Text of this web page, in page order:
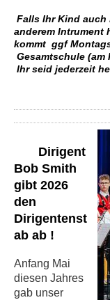
Falls Ihr Kind auch
anderem
kommt ggf
Gesamtschule (am
Ihr seid jederzeit
Dirigent
Bob Smith
gibt 2026
den
Dirigentenst
ab ab !
Anfang Mai
diesen Jahres
gab unser